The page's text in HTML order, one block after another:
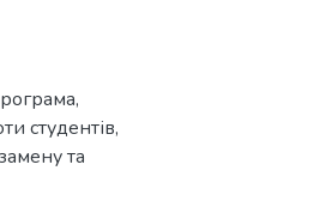
студентів,
та